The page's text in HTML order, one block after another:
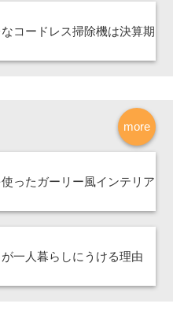
コードレス掃除機は決算期
more
ったガーリー風インテリア
一人暮らしにうける理由